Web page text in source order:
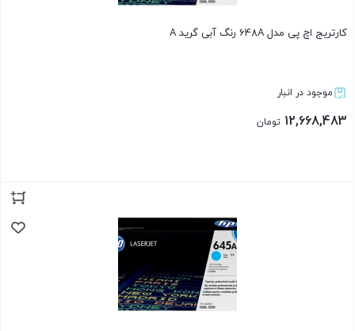
کارتریج اچ پی مدل 648A رنگ آبی گرید A
موجود در انبار
12,668,483 تومان